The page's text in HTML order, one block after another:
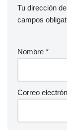
Tu dirección
campos
Nombre *
Correo